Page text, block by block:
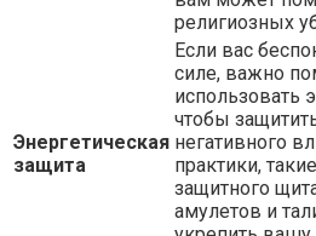
религиозных
Энергетическая
защита
Если вас
силе, важно
использовать
чтобы
негативного
практики,
защитного
амулетов и